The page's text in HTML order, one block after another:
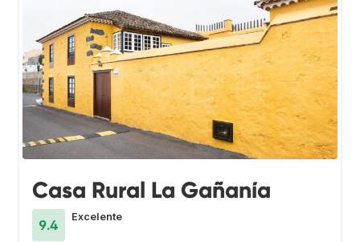
Casa Rural La Gañanía
9.4
Excelente